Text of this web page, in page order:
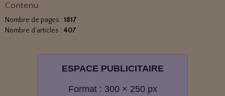
Contenu
Nombre de pages : 1817
Nombre d'articles : 407
ESPACE PUBLICITAIRE
Format : 300 × 250 px